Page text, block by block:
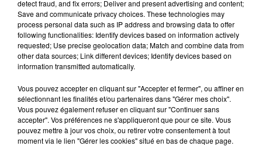
22 juillet 2026
Toulouse : circulation perturbée dans le
secteur François Verdier...
detect fraud, and fix errors; Deliver and present advertising and content;
Save and communicate privacy choices. These technologies may
process personal data such as IP address and browsing data to offer
following functionalities: Identify devices based on information actively
requested; Use precise geolocation data; Match and combine data from
other data sources; Link different devices; Identify devices based on
information transmitted automatically.
Vous pouvez accepter en cliquant sur "Accepter et fermer", ou affiner en
sélectionnant les finalités et/ou partenaires dans "Gérer mes choix".
Vous pouvez également refuser en cliquant sur "Continuer sans
accepter". Vos préférences ne s'appliqueront que pour ce site. Vous
pouvez mettre à jour vos choix, ou retirer votre consentement à tout
moment via le lien "Gérer les cookies" situé en bas de chaque page.